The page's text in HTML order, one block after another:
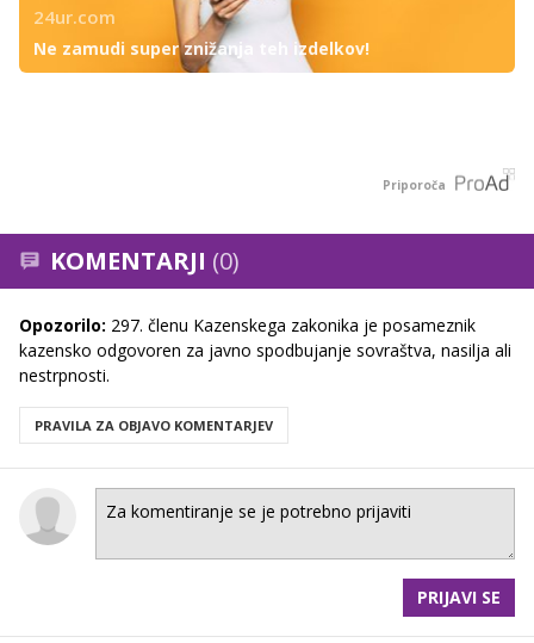
24ur.com
Ne zamudi super znižanja teh izdelkov!
Priporoča
KOMENTARJI (0)
Opozorilo: 297. členu Kazenskega zakonika je posameznik
kazensko odgovoren za javno spodbujanje sovraštva, nasilja ali
nestrpnosti.
PRAVILA ZA OBJAVO KOMENTARJEV
PRIJAVI SE